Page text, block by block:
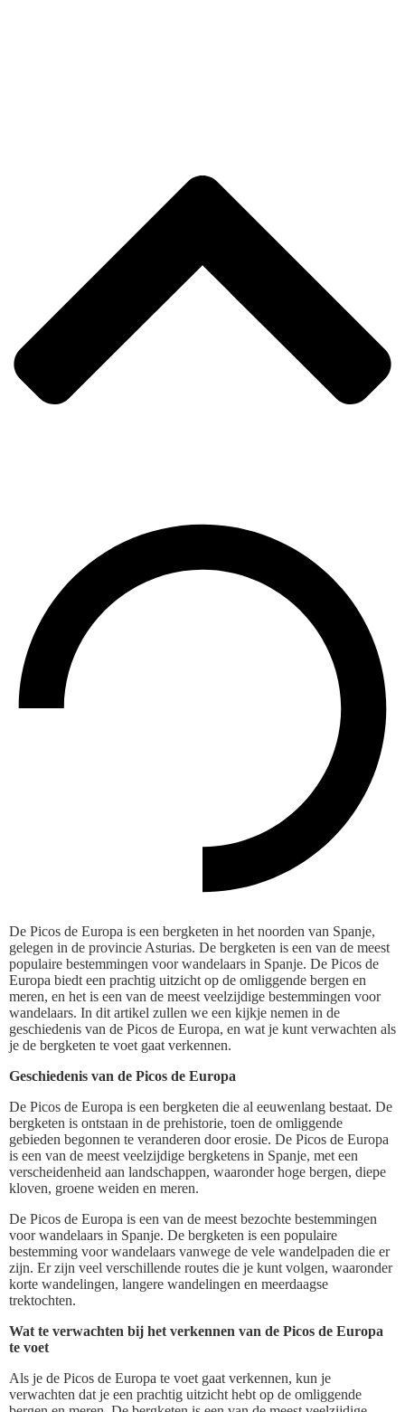
De Picos de Europa is een bergketen in het noorden van Spanje,
gelegen in de provincie Asturias. De bergketen is een van de meest
populaire bestemmingen voor wandelaars in Spanje. De Picos de
Europa biedt een prachtig uitzicht op de omliggende bergen en
meren, en het is een van de meest veelzijdige bestemmingen voor
wandelaars. In dit artikel zullen we een kijkje nemen in de
geschiedenis van de Picos de Europa, en wat je kunt verwachten als
je de bergketen te voet gaat verkennen.
Geschiedenis van de Picos de Europa
De Picos de Europa is een bergketen die al eeuwenlang bestaat. De
bergketen is ontstaan ​​in de prehistorie, toen de omliggende
gebieden begonnen te veranderen door erosie. De Picos de Europa
is een van de meest veelzijdige bergketens in Spanje, met een
verscheidenheid aan landschappen, waaronder hoge bergen, diepe
kloven, groene weiden en meren.
De Picos de Europa is een van de meest bezochte bestemmingen
voor wandelaars in Spanje. De bergketen is een populaire
bestemming voor wandelaars vanwege de vele wandelpaden die er
zijn. Er zijn veel verschillende routes die je kunt volgen, waaronder
korte wandelingen, langere wandelingen en meerdaagse
trektochten.
Wat te verwachten bij het verkennen van de Picos de Europa
te voet
Als je de Picos de Europa te voet gaat verkennen, kun je
verwachten dat je een prachtig uitzicht hebt op de omliggende